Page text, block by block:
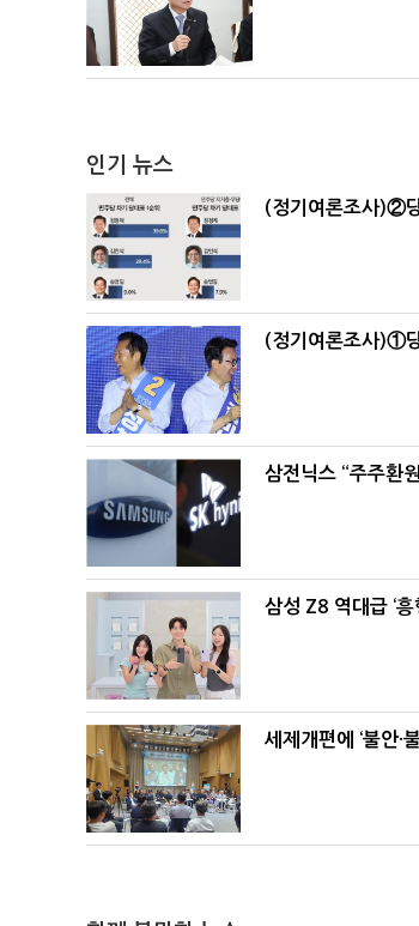
인기 뉴스
(정기여론조사)②
(정기여론조사)①
삼전닉스 “주주환
삼성 Z8 역대급 ‘
세제개편에 ‘불안·